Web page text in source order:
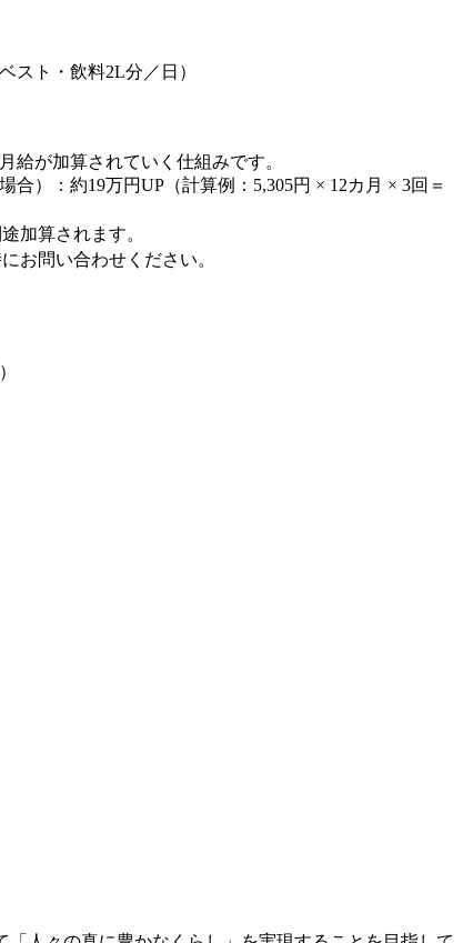
スト・飲料2L分／日）
給が加算されていく仕組みです。
）：約19万円UP（計算例：5,305円 × 12カ月 × 3回＝
加算されます。
お問い合わせください。